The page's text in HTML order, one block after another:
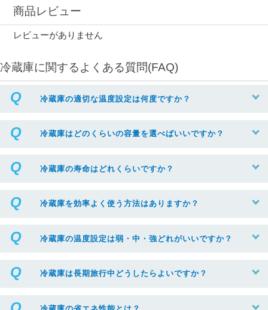
商品レビュー
レビューがありません
冷蔵庫に関するよくある質問(FAQ)
冷蔵庫の適切な温度設定は何度ですか？
冷蔵庫はどのくらいの容量を選べばいいですか？
冷蔵庫の寿命はどれくらいですか？
冷蔵庫を効率よく使う方法はありますか？
冷蔵庫の温度設定は弱・中・強どれがいいですか？
冷蔵庫は長期旅行中どうしたらよいですか？